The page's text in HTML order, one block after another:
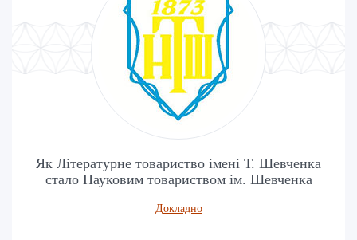
Як Літературне товариство імені Т. Шевченка
стало Науковим товариством ім. Шевченка
Докладно